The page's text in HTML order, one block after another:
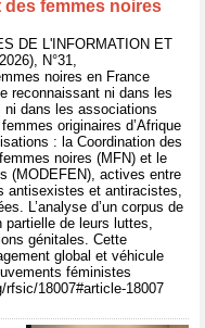
des femmes noires
DE L'INFORMATION ET
N°31,
noires en France
reconnaissant ni dans les
dans les associations
originaires d’Afrique
: la Coordination des
noires (MFN) et le
(MODEFEN), actives entre
antisexistes et antiracistes,
L’analyse d’un corpus de
partielle de leurs luttes,
génitales. Cette
global et véhicule
féministes
18007#article-18007